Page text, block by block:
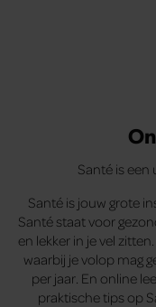
Santé is een
Santé is jouw grote
Santé staat voor
en lekker in je vel
waarbij je volop mag
per jaar. En online
praktische tips op